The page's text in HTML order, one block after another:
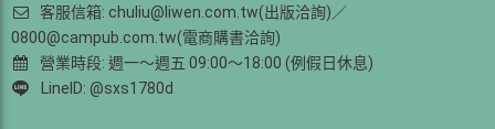
客服信箱: chuliu@liwen.com.tw(出版洽詢)／
0800@campub.com.tw(電商購書洽詢)
營業時段: 週一～週五 09:00～18:00 (例假日休息)
LineID: @sxs1780d